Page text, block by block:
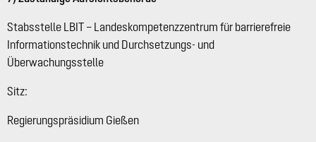
Stabsstelle LBIT – Landeskompetenzzentrum für barrierefreie
Informationstechnik und Durchsetzungs- und
Überwachungsstelle
Sitz:
Regierungspräsidium Gießen